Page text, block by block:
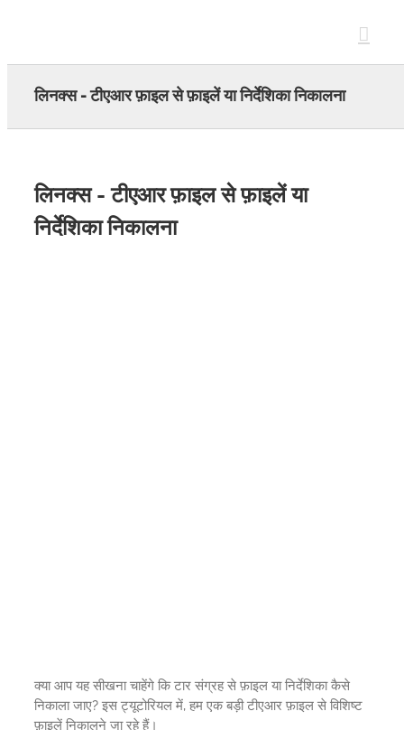
लिनक्स - टीएआर फ़ाइल से फ़ाइलें या निर्देशिका निकालना
लिनक्स - टीएआर फ़ाइल से फ़ाइलें या
निर्देशिका निकालना
क्या आप यह सीखना चाहेंगे कि टार संग्रह से फ़ाइल या निर्देशिका कैसे
निकाला जाए? इस ट्यूटोरियल में, हम एक बड़ी टीएआर फ़ाइल से विशिष्ट
फ़ाइलें निकालने जा रहे हैं।